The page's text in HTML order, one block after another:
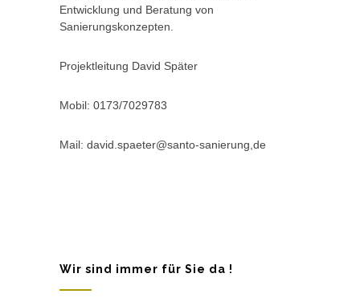
Entwicklung und Beratung von
Sanierungskonzepten.
Projektleitung David Später
Mobil: 0173/7029783
Mail: david.spaeter@santo-sanierung,de
Wir sind immer für Sie da !